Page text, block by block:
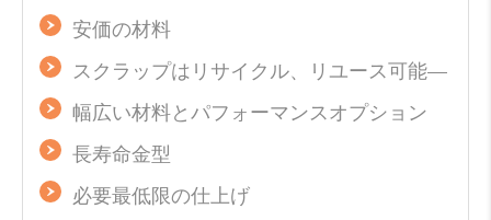
安価の材料
スクラップはリサイクル、リユース可能
幅広い材料とパフォーマンスオプション
長寿命金型
必要最低限の仕上げ